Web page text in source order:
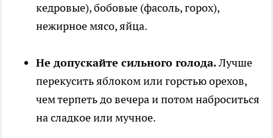
кедровые), бобовые (фасоль, горох),
нежирное мясо, яйца.
Не допускайте сильного голода.Лучше
перекусить яблоком или горстью орехов,
чем терпеть до вечера и потом наброситься
на сладкое или мучное.